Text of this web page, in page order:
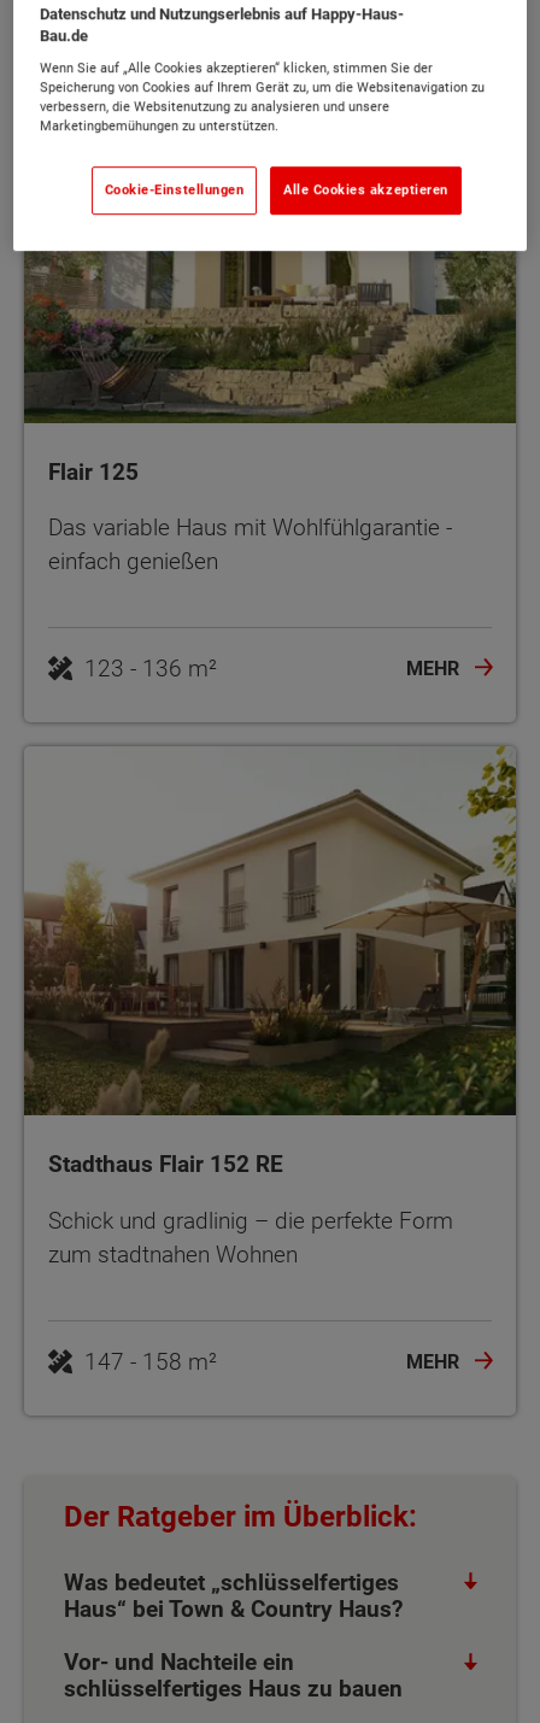
Flair 125
Das variable Haus mit Wohlfühlgarantie -
einfach genießen
123 - 136 m² MEHR
Stadthaus Flair 152 RE
Schick und gradlinig – die perfekte Form
zum stadtnahen Wohnen
MEHR
Der Ratgeber im Überblick:
Was bedeutet „schlüsselfertiges
Haus“ bei Town & Country Haus?
Vor- und Nachteile ein
schlüsselfertiges Haus zu bauen
Datenschutz und Nutzungserlebnis auf Happy-Haus-
Bau.de
Wenn Sie auf „Alle Cookies akzeptieren“ klicken, stimmen Sie der
Speicherung von Cookies auf Ihrem Gerät zu, um die Websitenavigation zu
verbessern, die Websitenutzung zu analysieren und unsere
Marketingbemühungen zu unterstützen.
Cookie-Einstellungen Alle Cookies akzeptieren